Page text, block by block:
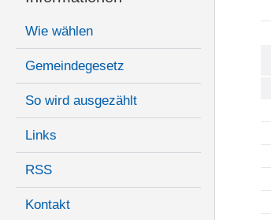
Wie wählen
Gemeindegesetz
So wird ausgezählt
Links
RSS
Kontakt